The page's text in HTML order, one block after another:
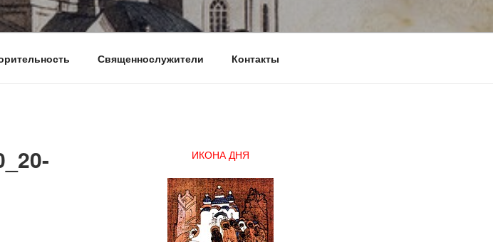
Священнослужители Контакты
ИКОНА ДНЯ